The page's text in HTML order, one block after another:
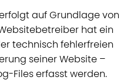
auf Grundlage von
Websitebetreiber hat ein
technisch fehlerfreien
seiner Website –
Files erfasst werden.